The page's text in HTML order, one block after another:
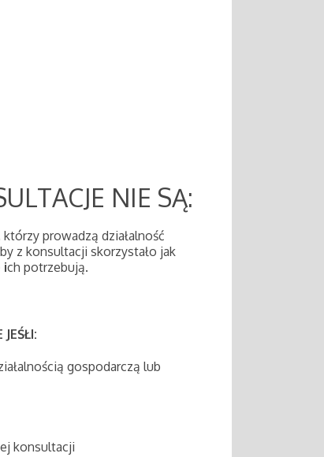
NIE SĄ:
którzy prowadzą działalność
z konsultacji skorzystało jak
ich potrzebują.
JEŚŁI:
gospodarczą lub
konsultacji